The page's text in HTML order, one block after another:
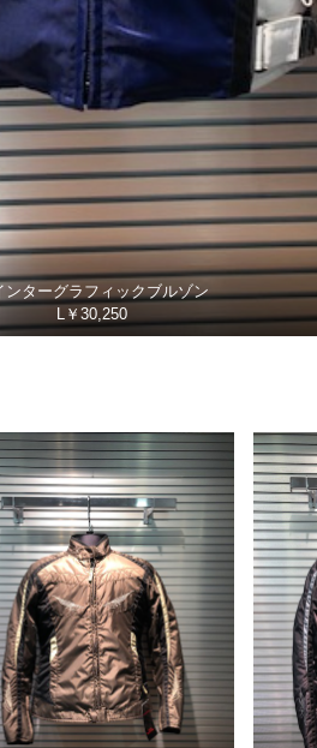
ンターグラフィックブルゾン
L￥30,250